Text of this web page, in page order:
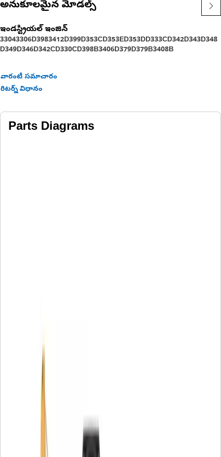
అనుకూలమైన మోడల్స్
ఇండస్ట్రియల్ ఇంజిన్
33043306D3983412D399D353CD353ED353DD333CD342D343D348
D349D346D342CD330CD398B3406D379D379B3408B
వారంటీ సమాచారం
రిటర్న్ విధానం
Parts Diagrams